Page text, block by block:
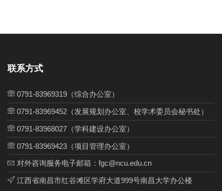
联系方式
0791-83969319（综合办公室）
0791-83969452（发展规划办公室、校学术委员会秘书处）
0791-83968027（学科建设办公室）
0791-83969423（项目管理办公室）
对外咨询服务电子邮箱：fgc@ncu.edu.cn
江西省南昌市红谷滩区学府大道999号南昌大学办公楼